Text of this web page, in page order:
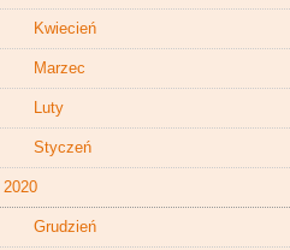
Kwiecień
Marzec
Luty
Styczeń
2020
Grudzień